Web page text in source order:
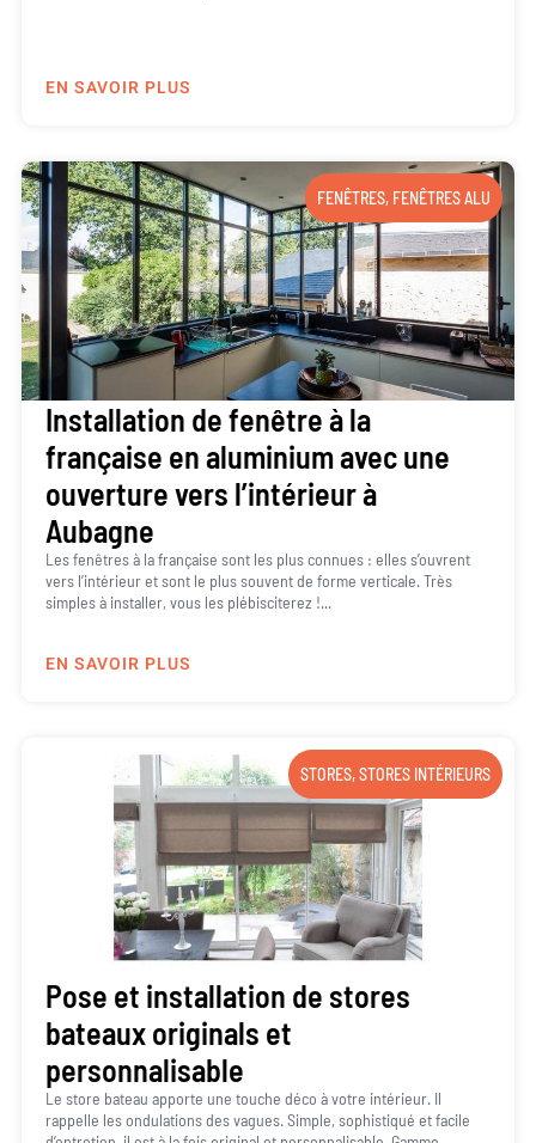
EN SAVOIR PLUS
FENÊTRES, FENÊTRES ALU
Installation de fenêtre à la
française en aluminium avec une
ouverture vers l’intérieur à
Aubagne
Les fenêtres à la française sont les plus connues : elles s’ouvrent
vers l’intérieur et sont le plus souvent de forme verticale. Très
simples à installer, vous les plébisciterez !...
EN SAVOIR PLUS
STORES,STORES INTÉRIEURS
Pose et installation de stores
bateaux originals et
personnalisable
Le store bateau apporte une touche déco à votre intérieur. Il
rappelle les ondulations des vagues. Simple, sophistiqué et facile